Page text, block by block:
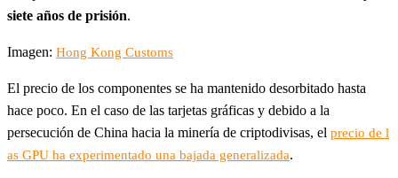
siete años de prisión.
Imagen: Hong Kong Customs
El precio de los componentes se ha mantenido desorbitado hasta
hace poco. En el caso de las tarjetas gráficas y debido a la
persecución de China hacia la minería de criptodivisas, el precio de l
as GPU ha experimentado una bajada generalizada.